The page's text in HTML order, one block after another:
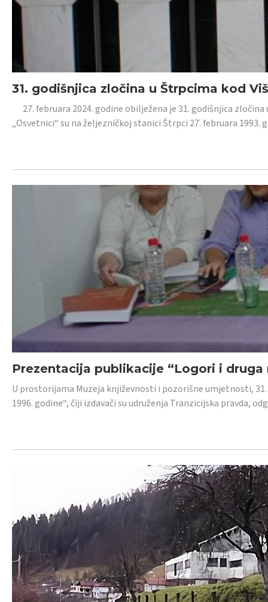
31. godišnjica zločina u Štrpcima kod
27. februara 2024. godine obilježena je 31. godišnjica
„Osvetnici“ su na željezničkoj stanici Štrpci 27. februara 1993.
Prezentacija publikacije “Logori i druga
U prostorijama Muzeja književnosti i pozorišne umjetnosti,
1996. godine“, čiji izdavači su udruženja Tranzicijska pravda,